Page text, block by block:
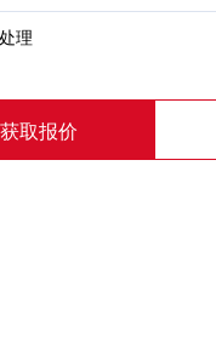
理
取报价